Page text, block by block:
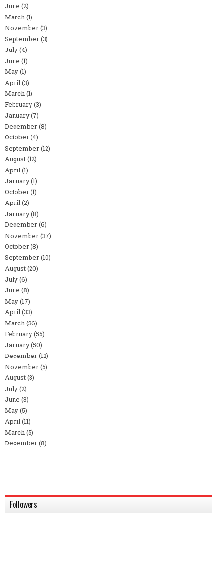
June (2)
March(1)
November(3)
September(3)
July(4)
June (1)
May(1)
April(3)
March(1)
February(3)
January(7)
December(8)
October(4)
September(12)
August(12)
April(1)
January(1)
October(1)
April(2)
January(8)
December(6)
November(37)
October(8)
September(10)
August(20)
July(6)
June (8)
May(17)
April(33)
March(36)
February(55)
January(50)
December(12)
November(5)
August(3)
July(2)
June (3)
May(5)
April(11)
March(5)
December(8)
Followers